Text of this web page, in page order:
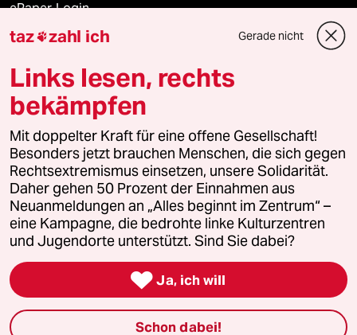
ePaper Login
Downloads für Abonnierende
© 2026 taz Verlags und Vertriebs GmbH
Alle Rechte vorbehalten. Bei rechtlichen Fragen oder für Genehmigungen
wenden Sie sich bitte an
lizenzen@taz.de
Feedback Redaktionsstatut Kommune-Richtlinien
Leitlinie Informant Datenschutz Impressum AGB
Seitenwende Einwilligungen widerrufen (Ads)
taz zahl ich Gerade nicht
Links lesen, rechts
bekämpfen
Mit doppelter Kraft für eine offene Gesellschaft!
Besonders jetzt brauchen Menschen, die sich gegen
Rechtsextremismus einsetzen, unsere Solidarität.
Daher gehen 50 Prozent der Einnahmen aus
Neuanmeldungen an „Alles beginnt im Zentrum“ –
eine Kampagne, die bedrohte linke Kulturzentren
und Jugendorte unterstützt. Sind Sie dabei?
 Ja, ich will
Schon dabei!